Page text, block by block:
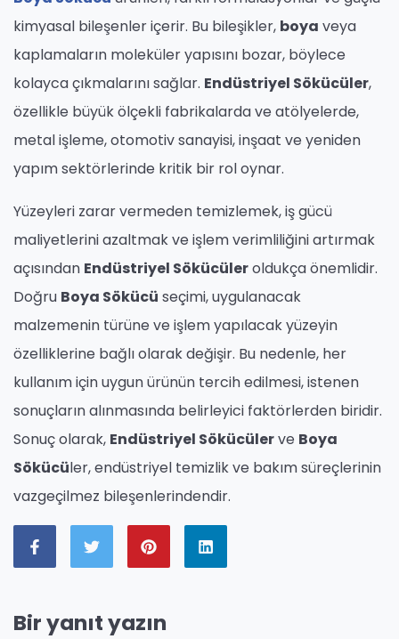
kimyasal bileşenler içerir. Bu bileşikler, boya veya
kaplamaların moleküler yapısını bozar, böylece
kolayca çıkmalarını sağlar. Endüstriyel Sökücüler,
özellikle büyük ölçekli fabrikalarda ve atölyelerde,
metal işleme, otomotiv sanayisi, inşaat ve yeniden
yapım sektörlerinde kritik bir rol oynar.
Yüzeyleri zarar vermeden temizlemek, iş gücü
maliyetlerini azaltmak ve işlem verimliliğini artırmak
açısından Endüstriyel Sökücüleroldukça önemlidir.
Doğru Boya Sökücü seçimi, uygulanacak
malzemenin türüne ve işlem yapılacak yüzeyin
özelliklerine bağlı olarak değişir. Bu nedenle, her
kullanım için uygun ürünün tercih edilmesi, istenen
sonuçların alınmasında belirleyici faktörlerden biridir.
Sonuç olarak, Endüstriyel Sökücülerve Boya
Sökücüler, endüstriyel temizlik ve bakım süreçlerinin
vazgeçilmez bileşenlerindendir.
Bir yanıt yazın